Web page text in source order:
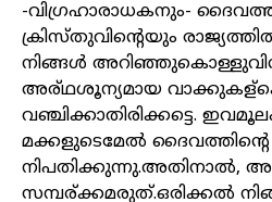
-വിഗ്രഹാരാധകനും-
ക്രിസ്തുവിന്റെയും
നിങ്ങള്‍
അര്ഥശൂന്യമായ
വഞ്ചിക്കാതിരിക്കട്ടെ.
മക്കളുടെമേല്‍
നിപതിക്കുന്നു.അതിനാല്‍,
സമ്പര്ക്കമരുത്.ഒരിക്കല്‍